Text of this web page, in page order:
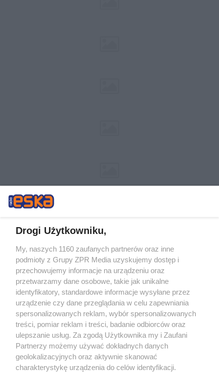
Żaden utwór zamieszczony w serwisie nie może być powielany i
rozpowszechniany lub dalej rozpowszechniany w jakikolwiek sposób (w
tym także elektroniczny lub mechaniczny) na jakimkolwiek polu
eksploatacji w jakiejkolwiek formie, włącznie z umieszczaniem w
Internecie bez pisemnej zgody właściciela praw. Jakiekolwiek użycie lub
wykorzystanie utworów w całości lub w części z naruszeniem prawa,
tzn. bez właściwej zgody, jest zabronione pod groźbą kary i może być
ścigane prawnie.
Drogi Użytkowniku,
My, naszych 1160 zaufanych partnerów oraz inne
podmioty z Grupy ZPR Media uzyskujemy dostęp i
przechowujemy informacje na urządzeniu oraz
przetwarzamy dane osobowe, takie jak unikalne
identyfikatory, standardowe informacje wysyłane przez
urządzenie czy dane przeglądania w celu zapewniania
spersonalizowanych reklam, wybór spersonalizowanych
treści, pomiar reklam i treści, badanie odbiorców oraz
ulepszanie usług. Za zgodą Użytkownika my i Zaufani
Partnerzy możemy używać dokładnych danych
geolokalizacyjnych oraz aktywnie skanować
charakterystykę urządzenia do celów identyfikacji.